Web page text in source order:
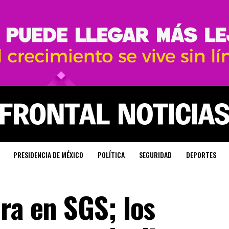
PRESIDENCIA DE MÉXICO POLÍTICA SEGURIDAD DEPORTES
en SGS; los